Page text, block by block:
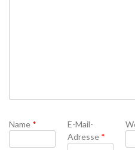
Name *
E-Mail-
Adresse *